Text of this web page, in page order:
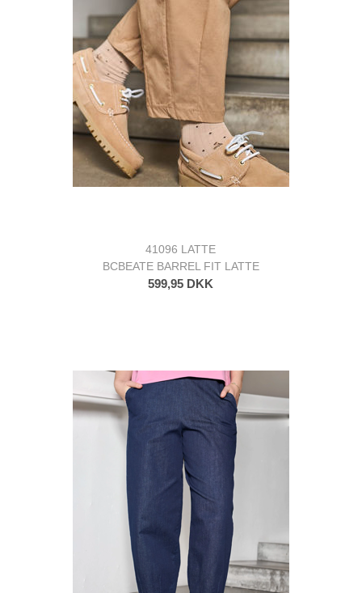
41096 LATTE
BCBEATE BARREL FIT LATTE
599,95 DKK